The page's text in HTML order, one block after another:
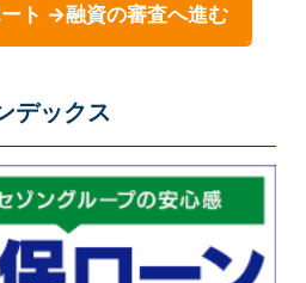
ト →融資の審査へ進む
デックス